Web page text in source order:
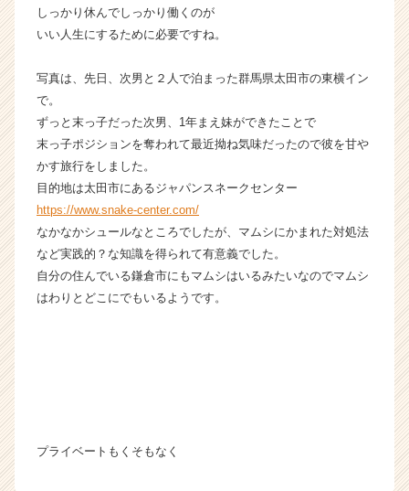
就
活
ト
ア
キ
リ
（C
h
e
e
r
しっかり休んでしっかり働くのが
いい人生にするために必要ですね。
写真は、先日、次男と２人で泊まった群馬県太田市の東横イン
で。
ずっと末っ子だった次男、1年まえ妹ができたことで
末っ子ポジションを奪われて最近拗ね気味だったので彼を甘や
かす旅行をしました。
目的地は太田市にあるジャパンスネークセンター
https://www.snake-center.com/
なかなかシュールなところでしたが、マムシにかまれた対処法
など実践的？な知識を得られて有意義でした。
自分の住んでいる鎌倉市にもマムシはいるみたいなのでマムシ
はわりとどこにでもいるようです。
プライベートもくそもなく